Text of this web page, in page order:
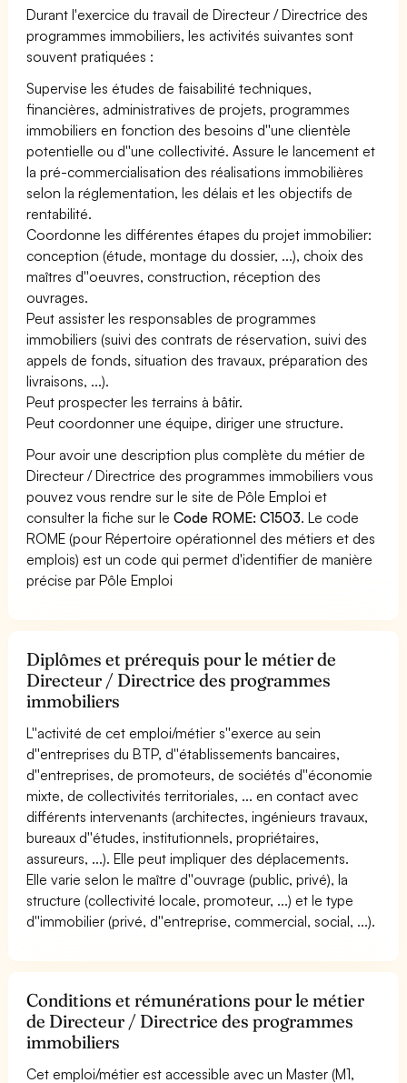
Durant l'exercice du travail de Directeur / Directrice des
programmes immobiliers, les activités suivantes sont
souvent pratiquées :
Supervise les études de faisabilité techniques,
financières, administratives de projets, programmes
immobiliers en fonction des besoins d''une clientèle
potentielle ou d''une collectivité. Assure le lancement et
la pré-commercialisation des réalisations immobilières
selon la réglementation, les délais et les objectifs de
rentabilité.
Coordonne les différentes étapes du projet immobilier:
conception (étude, montage du dossier, ...), choix des
maîtres d''oeuvres, construction, réception des
ouvrages.
Peut assister les responsables de programmes
immobiliers (suivi des contrats de réservation, suivi des
appels de fonds, situation des travaux, préparation des
livraisons, ...).
Peut prospecter les terrains à bâtir.
Peut coordonner une équipe, diriger une structure.
Pour avoir une description plus complète du métier de
Directeur / Directrice des programmes immobiliers vous
pouvez vous rendre sur le site de Pôle Emploi et
consulter la fiche sur leCode ROME: C1503. Le code
ROME (pour Répertoire opérationnel des métiers et des
emplois) est un code qui permet d'identifier de manière
précise par Pôle Emploi
Diplômes et prérequis pour le métier de
Directeur / Directrice des programmes
immobiliers
L''activité de cet emploi/métier s''exerce au sein
d''entreprises du BTP, d''établissements bancaires,
d''entreprises, de promoteurs, de sociétés d''économie
mixte, de collectivités territoriales, ... en contact avec
différents intervenants (architectes, ingénieurs travaux,
bureaux d''études, institutionnels, propriétaires,
assureurs, ...). Elle peut impliquer des déplacements.
Elle varie selon le maître d''ouvrage (public, privé), la
structure (collectivité locale, promoteur, ...) et le type
d''immobilier (privé, d''entreprise, commercial, social, ...).
Conditions et rémunérations pour le métier
de Directeur / Directrice des programmes
immobiliers
Cet emploi/métier est accessible avec un Master (M1,